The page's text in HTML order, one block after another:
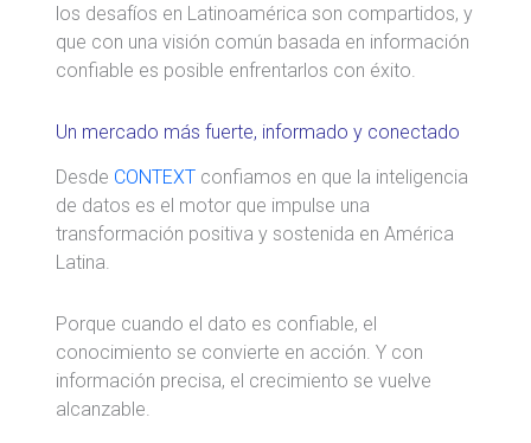
los desafíos en Latinoamérica son compartidos, y
que con una visión común basada en información
confiable es posible enfrentarlos con éxito.
Un mercado más fuerte, informado y conectado
Desde CONTEXT confiamos en que la inteligencia
de datos es el motor que impulse una
transformación positiva y sostenida en América
Latina.
Porque cuando el dato es confiable, el
conocimiento se convierte en acción. Y con
información precisa, el crecimiento se vuelve
alcanzable.